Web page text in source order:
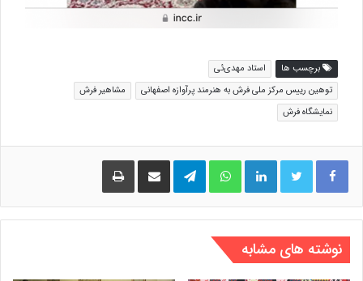
برچسب ها
استاد مهدی‌ئی
توهین رییس مرکز ملی فرش به هنرمند پرآوازه اصفهانی
مشاهیر فرش
نمایشگاه فرش
لینکدین واتس آپ تلگرام اشتراک گذاری از طریق ایمیل
نوشته های مشابه